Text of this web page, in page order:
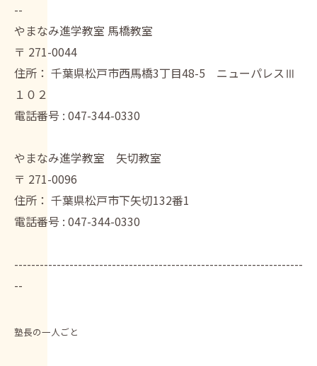
--
やまなみ進学教室 馬橋教室
〒 271-0044
住所： 千葉県松戸市西馬橋3丁目48-5 ニューパレスⅢ
１０２
電話番号 : 047-344-0330
やまなみ進学教室 矢切教室
〒 271-0096
住所： 千葉県松戸市下矢切132番1
電話番号 : 047-344-0330
--------------------------------------------------------------------
--
塾長の一人ごと